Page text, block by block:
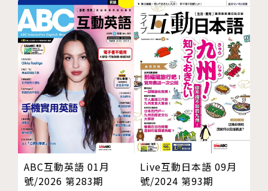
等題材，搭配相關聯的單字、片語、文法、句型及會話
介紹，讓你無論是打好英語底子，參加學力及英檢測
驗，都能輕鬆應考、得心應手。
◎玩樂學習，完美學習：
在快樂的環境中學習，是所有學子心中的夢想。ABC互
動光碟，把原來要『學』的教材，變成生動有趣的『3
D動畫電影』、『瘋狂爆笑的電視廣告』及『精彩刺激
的電腦遊戲』，讓讀者在玩樂中，自然而然，學會英
語。
ABC互動英語 01月
號/2026 第283期
Live互動日本語 09月
號/2024 第93期